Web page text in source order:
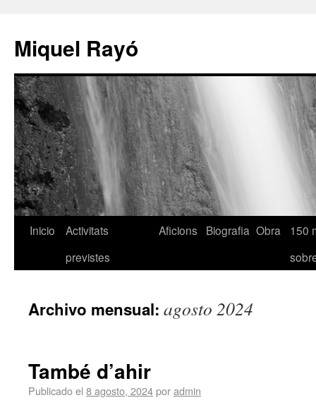
Miquel Rayó
Inicio
Activitats
previstes
Aficions Biografia Obra
150
Archivo mensual: agosto 2024
També d’ahir
Publicado el 8 agosto, 2024poradmin